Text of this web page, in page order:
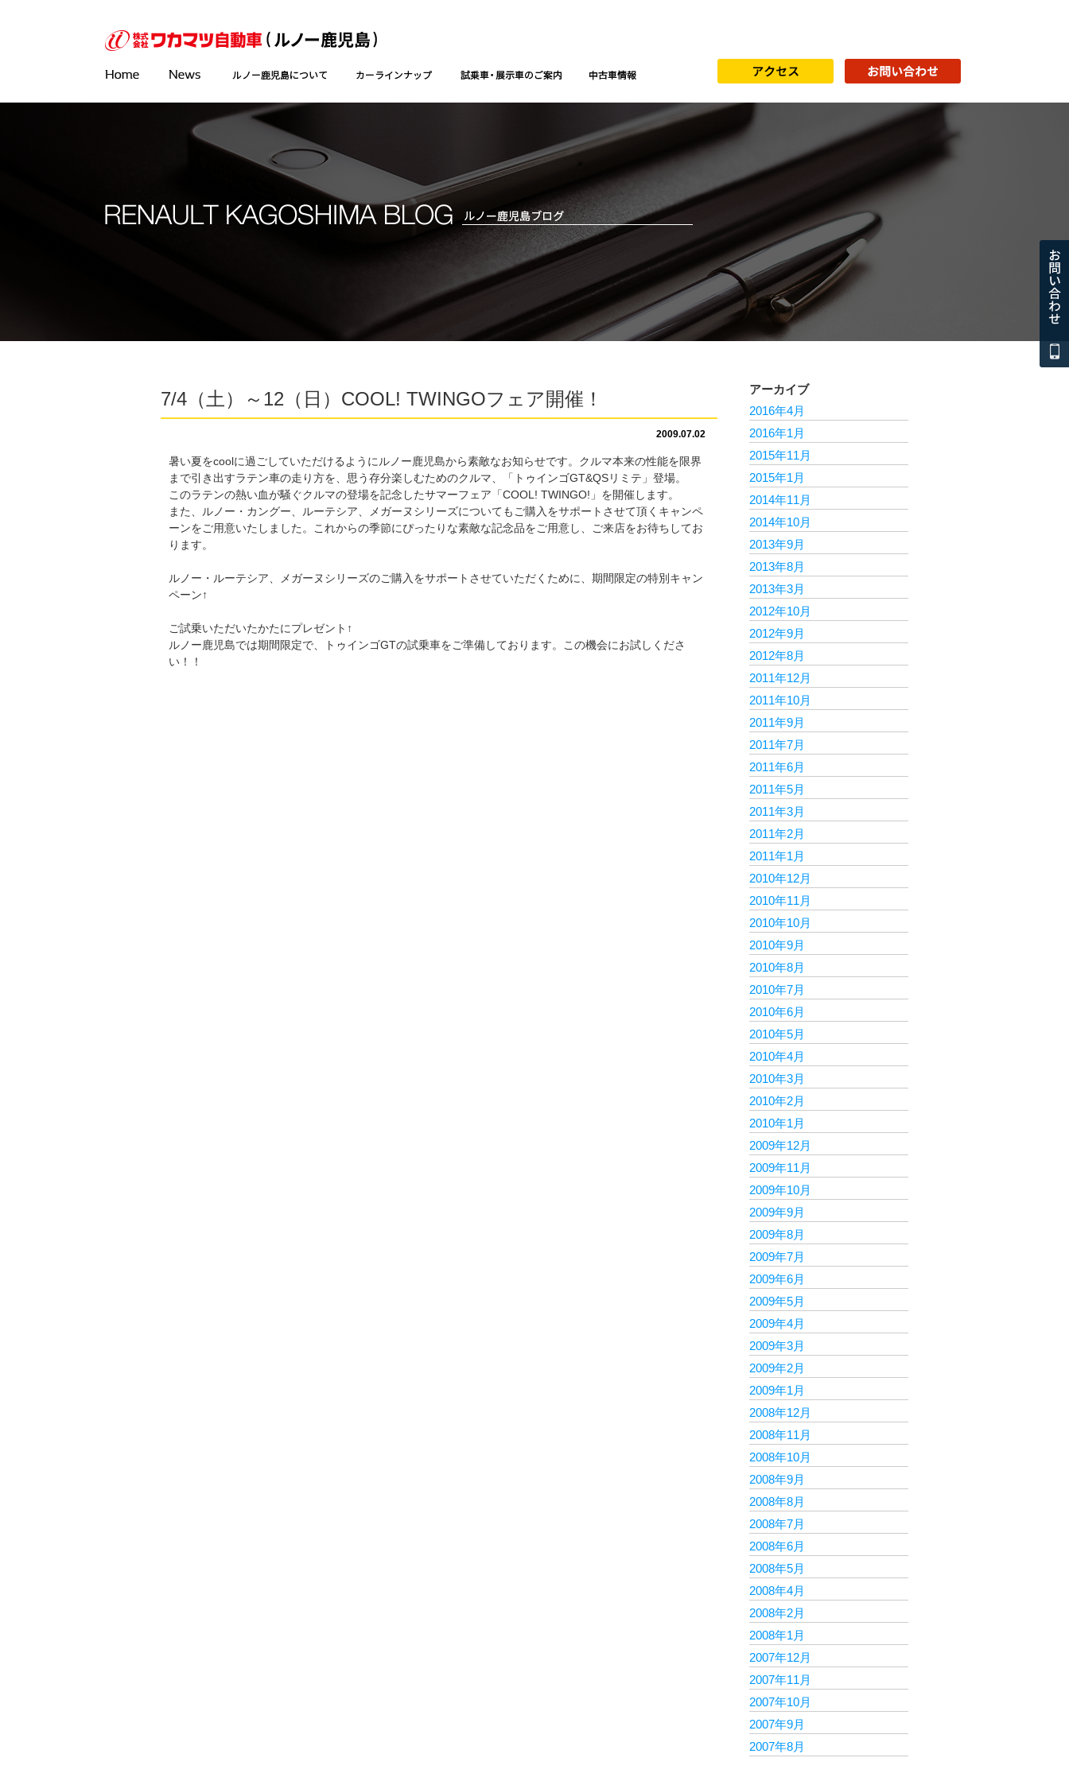
7/4（土）～12（日）COOL! TWINGOフェア開催！
2009.07.02
暑い夏をcoolに過ごしていただけるようにルノー鹿児島から素敵なお知らせです。 クルマ本来の性能を限界
まで引き出すラテン車の走り方を、思う存分楽しむためのクルマ、「トゥインゴGT&QSリミテ」登場。
このラテンの熱い血が騒ぐクルマの登場を記念したサマーフェア「COOL! TWINGO!」を開催します。
また、ルノー・カングー、ルーテシア、メガーヌシリーズについてもご購入をサポートさせて頂くキャンペ
ーンをご用意いたしました。これからの季節にぴったりな素敵な記念品をご用意し、ご来店をお待ちしてお
ります。
ルノー・ルーテシア、メガーヌシリーズのご購入をサポートさせていただくために、期間限定の特別キャン
ペーン↑
ご試乗いただいたかたにプレゼント↑
ルノー鹿児島では期間限定で、トゥインゴGTの試乗車をご準備しております。この機会にお試しくださ
い！！
アーカイブ
2016年4月
2016年1月
2015年11月
2015年1月
2014年11月
2014年10月
2013年9月
2013年8月
2013年3月
2012年10月
2012年9月
2012年8月
2011年12月
2011年10月
2011年9月
2011年7月
2011年6月
2011年5月
2011年3月
2011年2月
2011年1月
2010年12月
2010年11月
2010年10月
2010年9月
2010年8月
2010年7月
2010年6月
2010年5月
2010年4月
2010年3月
2010年2月
2010年1月
2009年12月
2009年11月
2009年10月
2009年9月
2009年8月
2009年7月
2009年6月
2009年5月
2009年4月
2009年3月
2009年2月
2009年1月
2008年12月
2008年11月
2008年10月
2008年9月
2008年8月
2008年7月
2008年6月
2008年5月
2008年4月
2008年2月
2008年1月
2007年12月
2007年11月
2007年10月
2007年9月
2007年8月